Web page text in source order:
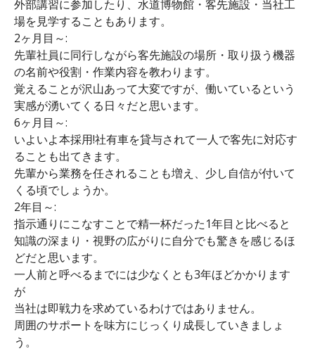
外部講習に参加したり、水道博物館・客先施設・当社工
場を見学することもあります。
2ヶ月目～:
先輩社員に同行しながら客先施設の場所・取り扱う機器
の名前や役割・作業内容を教わります。
覚えることが沢山あって大変ですが、働いているという
実感が湧いてくる日々だと思います。
6ヶ月目～:
いよいよ本採用!社有車を貸与されて一人で客先に対応す
ることも出てきます。
先輩から業務を任されることも増え、少し自信が付いて
くる頃でしょうか。
2年目～:
指示通りにこなすことで精一杯だった1年目と比べると
知識の深まり・視野の広がりに自分でも驚きを感じるほ
どだと思います。
一人前と呼べるまでには少なくとも3年ほどかかります
が
当社は即戦力を求めているわけではありません。
周囲のサポートを味方にじっくり成長していきましょ
う。